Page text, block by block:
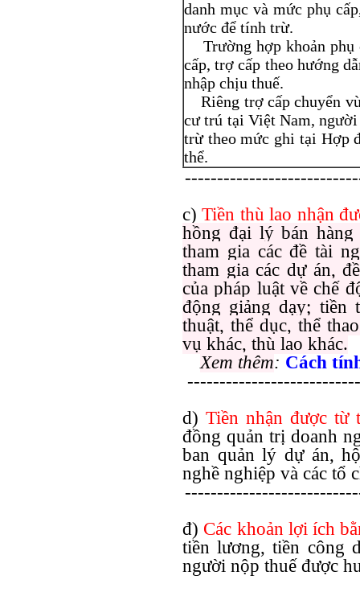
danh mục và mức phụ
nước để tính trừ.
Trường hợp khoản phụ
cấp, trợ cấp theo hướng
nhập chịu thuế.
Riêng trợ cấp chuyển
cư trú tại Việt Nam,
trừ theo mức ghi tại Hợp
thể.
c)Tiền thù lao nhận
hồng đại lý bán
tham gia các đề tài
tham gia các dự án,
của pháp luật về chế
động giảng dạy; tiền
thuật, thể dục, thể
vụ khác, thù lao khác.
Xem thêm: Cách
d) Tiền nhận được từ
đồng quản trị doanh
ban quản lý dự án,
nghề nghiệp và các tổ
đ) Các khoản lợi ích
tiền lương, tiền công
người nộp thuế được